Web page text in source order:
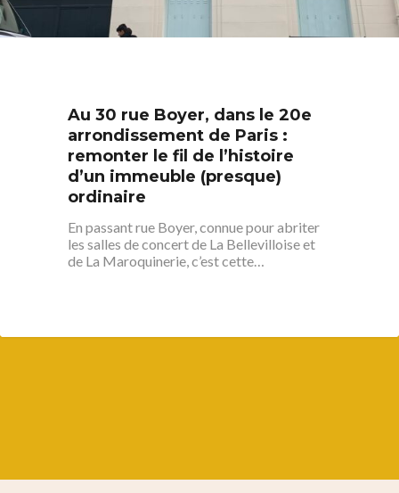
Au 30 rue Boyer, dans le 20e
arrondissement de Paris :
remonter le fil de l’histoire
d’un immeuble (presque)
ordinaire
En passant rue Boyer, connue pour abriter
les salles de concert de La Bellevilloise et
de La Maroquinerie, c’est cette…